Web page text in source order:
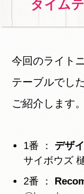
タイム
今回のライト
テーブルでし
ご紹介します。
1番 ： デザ
サイボウズ
2番 ：